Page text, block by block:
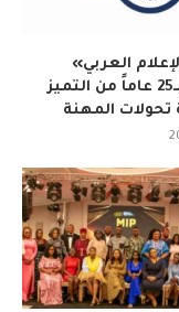
العربي»
تحتفي بـ25 عاماً من التميز
تحولات المهنة